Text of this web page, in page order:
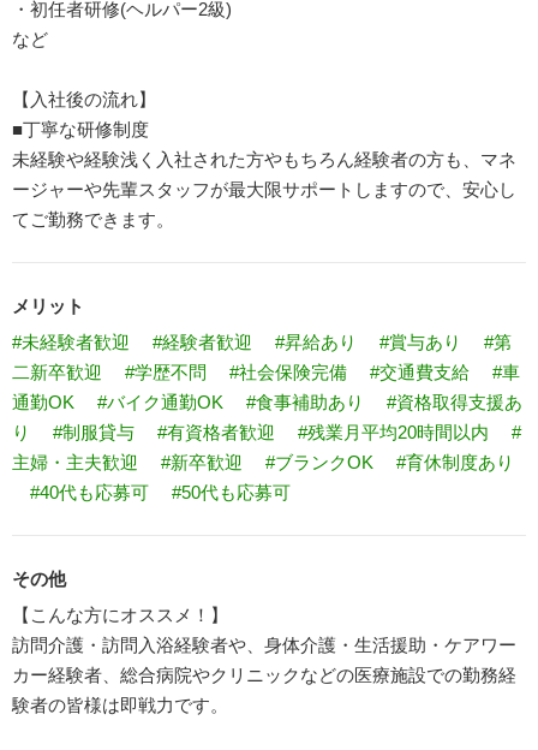
・初任者研修(ヘルパー2級)
など
【入社後の流れ】
■丁寧な研修制度
未経験や経験浅く入社された方やもちろん経験者の方も、マネ
ージャーや先輩スタッフが最大限サポートしますので、安心し
てご勤務できます。
メリット
#未経験者歓迎
#経験者歓迎 #昇給あり #賞与あり
#第
二新卒歓迎
#学歴不問 #社会保険完備 #交通費支給
#車
通勤OK
#バイク通勤OK #食事補助あり
#資格取得支援あ
り
#制服貸与 #有資格者歓迎 #残業月平均20時間以内
#
主婦・主夫歓迎
#新卒歓迎 #ブランクOK
#育休制度あり
#40代も応募可
#50代も応募可
その他
【こんな方にオススメ！】
訪問介護・訪問入浴経験者や、身体介護・生活援助・ケアワー
カー経験者、総合病院やクリニックなどの医療施設での勤務経
験者の皆様は即戦力です。